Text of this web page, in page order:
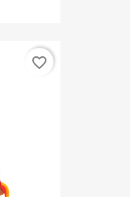
favorite_border